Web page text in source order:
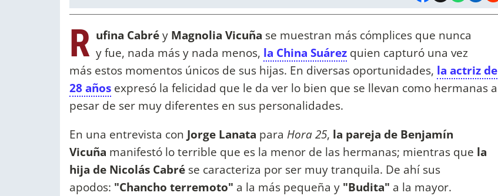
R ufina Cabréy Magnolia Vicuña se muestran más cómplices que nunca
yfue, nada más y nada menos, la China Suárez quien capturó una vez
más estos momentos únicos de sus hijas. En diversas oportunidades, la actriz de
28 años expresó la felicidad que le da ver lo bien que se llevan como hermanas a
pesar de ser muy diferentes en sus personalidades.
En una entrevista con Jorge Lanata para Hora 25, la pareja de Benjamín
Vicuña manifestó lo terrible que es la menor de las hermanas; mientras que la
hija de Nicolás Cabré se caracteriza por ser muy tranquila. De ahí sus
apodos: "Chancho terremoto" a la más pequeña y "Budita" a la mayor.